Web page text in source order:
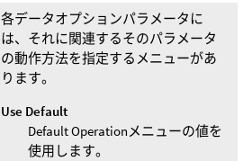
各データオプションパラメータに
は、それに関連するそのパラメータ
の動作方法を指定するメニューがあ
ります。
Use Default
Default Operationメニューの値を
使用します。